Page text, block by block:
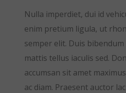
Nulla imperdiet, dui id
enim pretium ligula, ut
semper elit. Duis
mattis tellus iaculis sed.
accumsan sit amet
ac diam. Praesent auctor